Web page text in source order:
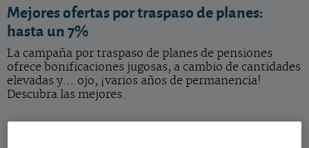
Mejores ofertas por traspaso de planes:
hasta un 7%
La campaña por traspaso de planes de pensiones
ofrece bonificaciones jugosas, a cambio de cantidades
elevadas y… ojo, ¡varios años de permanencia!
Descubra las mejores.